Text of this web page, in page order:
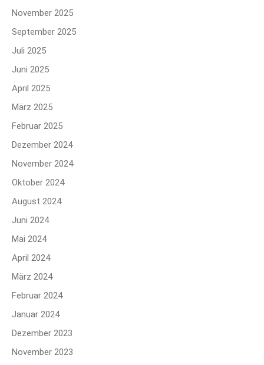
November 2025
September 2025
Juli 2025
Juni 2025
April 2025
März 2025
Februar 2025
Dezember 2024
November 2024
Oktober 2024
August 2024
Juni 2024
Mai 2024
April 2024
März 2024
Februar 2024
Januar 2024
Dezember 2023
November 2023